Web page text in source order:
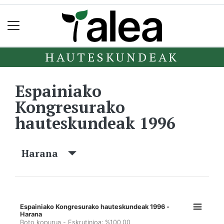
HAUTESKUNDEAK
Espainiako
Kongresurako
hauteskundeak 1996
Harana
Espainiako Kongresurako hauteskundeak 1996 -
Harana
Boto kopurua - Eskrutinioa: %100,00